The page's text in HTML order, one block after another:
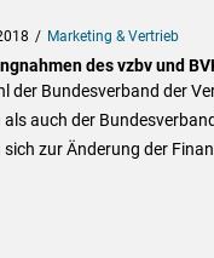
Marketing & Vertrieb
des vzbv und
der Bundesverband der
als auch der
sich zur Änderung der